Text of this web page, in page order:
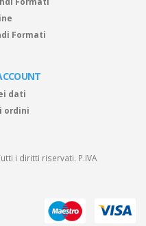
Formati
dati
ordini
i diritti riservati. P.IVA